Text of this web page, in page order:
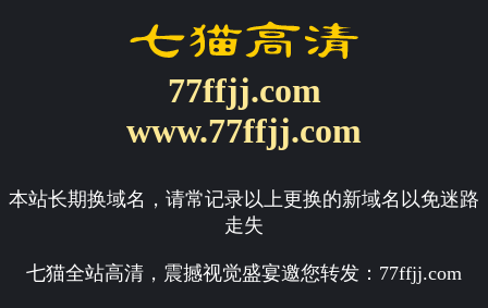
77ffjj.com
www.77ffjj.com
本站长期换域名，请常记录以上更换的新域名以免迷路
走失
七猫全站高清，震撼视觉盛宴邀您转发： 77ffjj.com